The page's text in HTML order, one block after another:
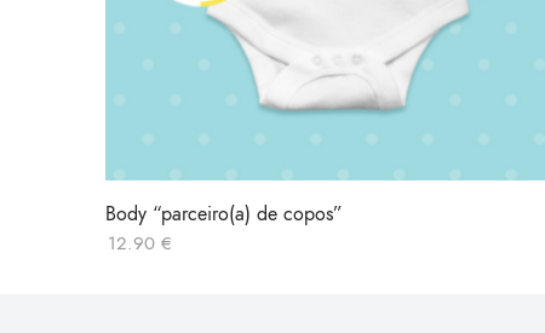
Body “parceiro(a) de copos”
12.90 €